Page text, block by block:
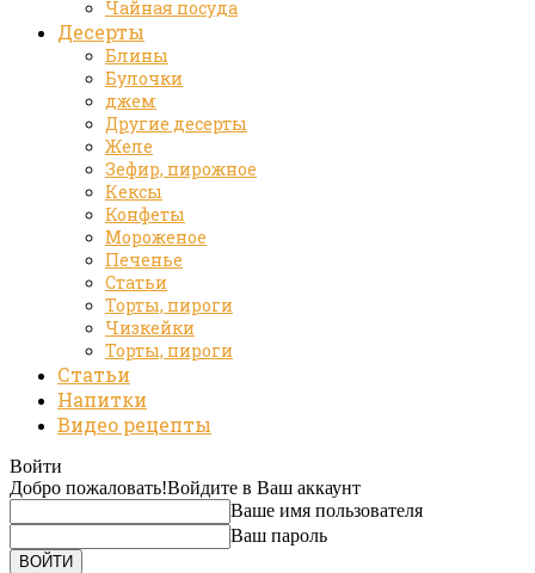
Чайная посуда
Десерты
Блины
Булочки
джем
Другие десерты
Желе
Зефир, пирожное
Кексы
Конфеты
Мороженое
Печенье
Статьи
Торты, пироги
Чизкейки
Торты, пироги
Статьи
Напитки
Видео рецепты
Войти
Добро пожаловать!Войдите в Ваш аккаунт
Ваше имя пользователя
Ваш пароль